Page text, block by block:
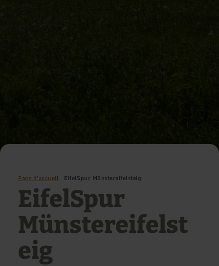
Page d'accueil EifelSpur Münstereifelsteig
EifelSpur
Münstereifelst
eig